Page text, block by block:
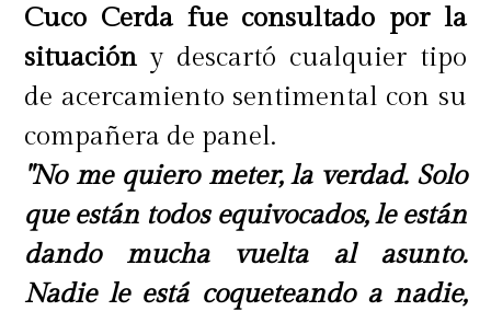
Cuco Cerda fue consultado por la
situación y descartó cualquier tipo
de acercamiento sentimental con su
compañera de panel.
"No me quiero meter, la verdad. Solo
que están todos equivocados, le están
dando mucha vuelta al asunto.
Nadie le está coqueteando a nadie,